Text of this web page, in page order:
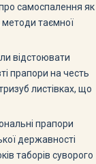
про самоспалення як
таємної
відстоювати
прапори на честь
листівках, що
прапори
державності
таборів суворого